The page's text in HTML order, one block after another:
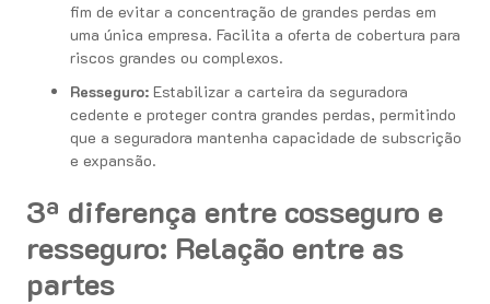
fim de evitar a concentração de grandes perdas em
uma única empresa. Facilita a oferta de cobertura para
riscos grandes ou complexos.
Resseguro: Estabilizar a carteira da seguradora
cedente e proteger contra grandes perdas, permitindo
que a seguradora mantenha capacidade de subscrição
e expansão.
3ª diferença entre cosseguro e
resseguro: Relação entre as
partes